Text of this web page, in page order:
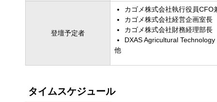
登壇予定者
カゴメ株式会社執行役員
カゴメ株式会社経営企画室
カゴメ株式会社財務経理部
DXAS Agricultural
他
タイムスケジュール